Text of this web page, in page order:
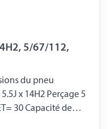
5/67/112,
du pneu
x 14H2 Perçage 5
30 Capacité de